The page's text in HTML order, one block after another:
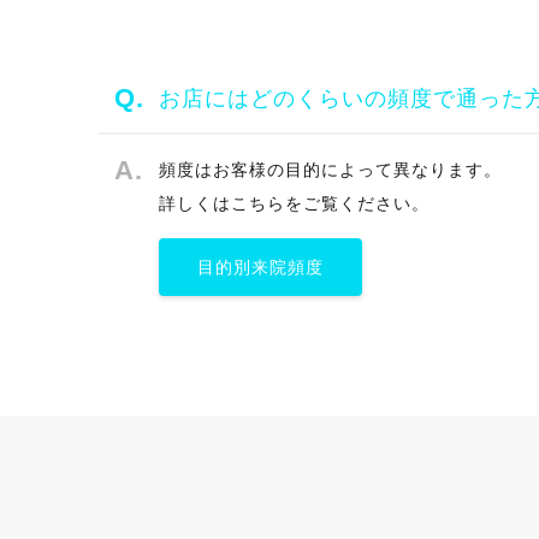
お店にはどのくらいの頻度で通った
頻度はお客様の目的によって異なります。
詳しくはこちらをご覧ください。
目的別来院頻度